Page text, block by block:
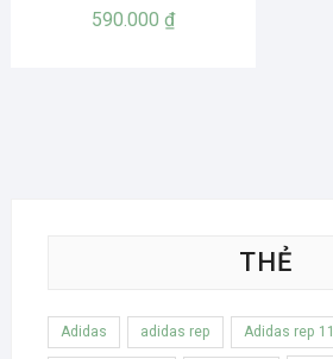
590.000₫
THẺ
Adidas adidas rep Adidas rep 11